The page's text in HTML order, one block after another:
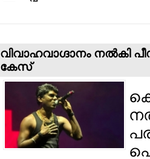
വിവാഹവാഗ്ദാനം നല്‍കി
കേസ്